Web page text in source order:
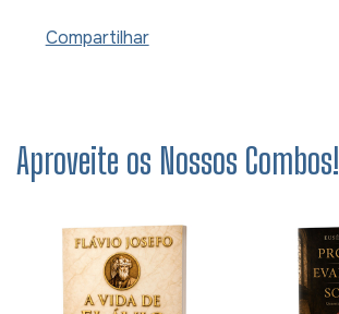
Compartilhar
Aproveite os Nossos Combos!